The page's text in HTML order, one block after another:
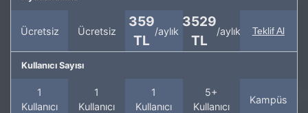
Ücretsiz Ücretsiz
359
TL
/aylık
3529
TL
/aylık Teklif Al
Kullanıcı Sayısı
1
Kullanıcı
1
Kullanıcı
1
Kullanıcı
5+
Kullanıcı
Kampüs